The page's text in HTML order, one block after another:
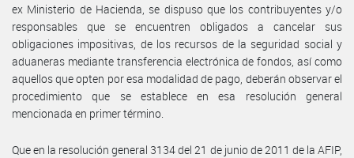
ex Ministerio de Hacienda, se dispuso que los contribuyentes y/o
responsables que se encuentren obligados a cancelar sus
obligaciones impositivas, de los recursos de la seguridad social y
aduaneras mediante transferencia electrónica de fondos, así como
aquellos que opten por esa modalidad de pago, deberán observar el
procedimiento que se establece en esa resolución general
mencionada en primer término.
Que en la resolución general 3134 del 21 de junio de 2011 de la AFIP,